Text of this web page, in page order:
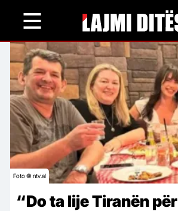
content
Foto © ntv.al
“Do ta lije Tiranën për